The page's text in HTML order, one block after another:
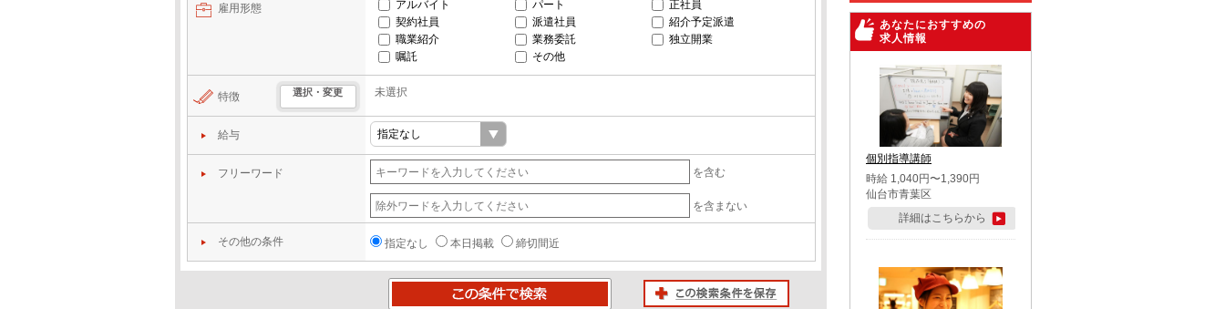
雇用形態 アルバイト パート
正社員
契約社員
派遣社員
紹介予定派遣
職業紹介
業務委託
独立開業
嘱託
その他
特徴 選択・変更 未選択
給与
フリーワード を含む
を含まない
その他の条件 指定なし 本日掲載 締切間近
あなたにおすすめの
求人情報
個別指導講師
時給 1,040円〜1,390円
仙台市青葉区
詳細はこちらから